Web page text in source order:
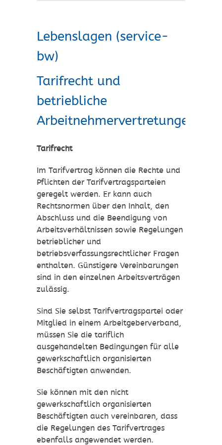
Lebenslagen (service-
bw)
Tarifrecht und
betriebliche
Arbeitnehmervertretungen
Tarifrecht
Im Tarifvertrag können die Rechte und
Pflichten der Tarifvertragsparteien
geregelt werden. Er kann auch
Rechtsnormen über den Inhalt, den
Abschluss und die Beendigung von
Arbeitsverhältnissen sowie Regelungen
betrieblicher und
betriebsverfassungsrechtlicher Fragen
enthalten. Günstigere Vereinbarungen
sind in den einzelnen Arbeitsverträgen
zulässig.
Sind Sie selbst Tarifvertragspartei oder
Mitglied in einem Arbeitgeberverband,
müssen Sie die tariflich
ausgehandelten Bedingungen für alle
gewerkschaftlich organisierten
Beschäftigten anwenden.
Sie können mit den nicht
gewerkschaftlich organisierten
Beschäftigten auch vereinbaren, dass
die Regelungen des Tarifvertrages
ebenfalls angewendet werden.